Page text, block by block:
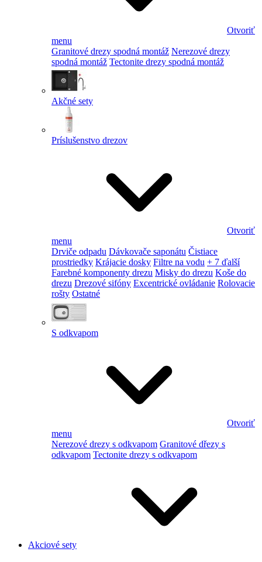
Otvoriť
menu
Granitové drezy spodná montáž Nerezové drezy
spodná montáž Tectonite drezy spodná montáž
Akčné sety
Príslušenstvo drezov
Otvoriť
menu
Drviče odpadu Dávkovače saponátu Čistiace
prostriedky Krájacie dosky Filtre na vodu + 7 ďalší
Farebné komponenty drezu Misky do drezu Koše do
drezu Drezové sifóny Excentrické ovládanie Rolovacie
rošty Ostatné
S odkvapom
Otvoriť
menu
Nerezové drezy s odkvapom Granitové dřezy s
odkvapom Tectonite drezy s odkvapom
Akciové sety